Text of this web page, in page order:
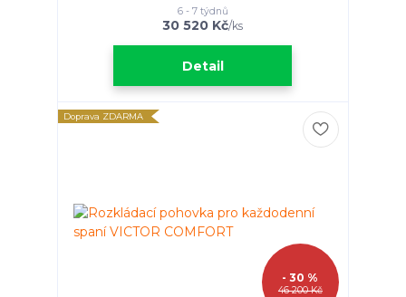
30 520 Kč/ks
6 - 7 týdnů
Detail
Doprava ZDARMA
46 200 Kč
- 30 %